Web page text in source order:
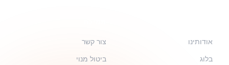
אודותינו
בלוג
צור קשר
ביטול מנוי